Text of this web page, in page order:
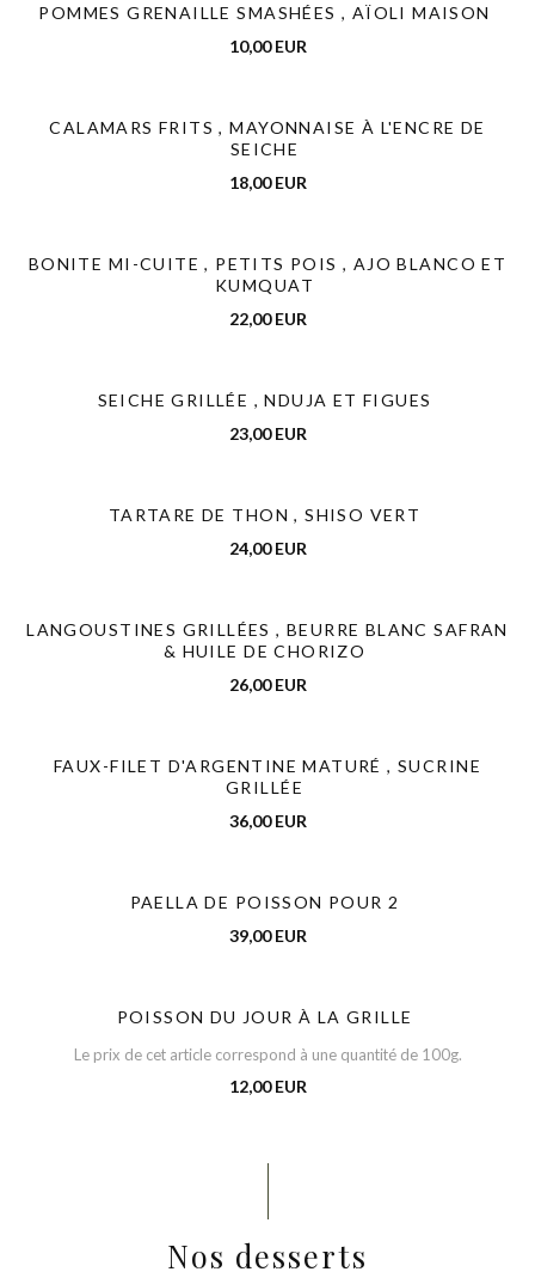
POMMES GRENAILLE SMASHÉES , AÏOLI MAISON
10,00 EUR
CALAMARS FRITS , MAYONNAISE À L'ENCRE DE
SEICHE
18,00 EUR
BONITE MI-CUITE , PETITS POIS , AJO BLANCO ET
KUMQUAT
22,00 EUR
SEICHE GRILLÉE , NDUJA ET FIGUES
23,00 EUR
TARTARE DE THON , SHISO VERT
24,00 EUR
LANGOUSTINES GRILLÉES , BEURRE BLANC SAFRAN
& HUILE DE CHORIZO
26,00 EUR
FAUX-FILET D'ARGENTINE MATURÉ , SUCRINE
GRILLÉE
36,00 EUR
PAELLA DE POISSON POUR 2
39,00 EUR
POISSON DU JOUR À LA GRILLE
Le prix de cet article correspond à une quantité de 100g.
12,00 EUR
Nos desserts